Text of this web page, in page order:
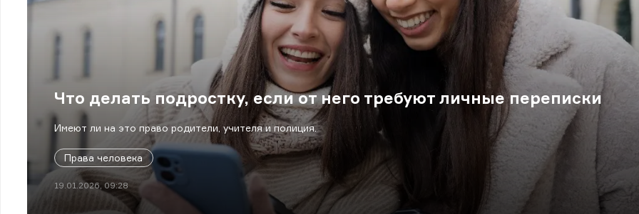
Что делать подростку, если от него требуют личные переписки
Имеют ли на это право родители, учителя и полиция.
Права человека
19.01.2026, 09:28